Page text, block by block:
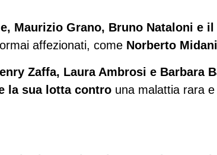
Maurizio Grano, Bruno Nataloni e
affezionati, come Norberto
Zaffa, Laura Ambrosi e Barbara
la sua lotta contro una malattia rara